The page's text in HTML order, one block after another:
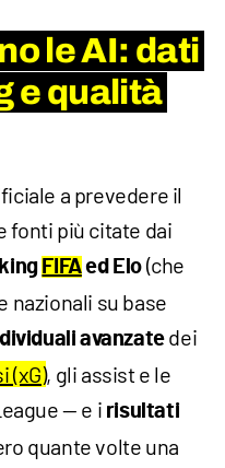
le AI: dati
e qualità
a prevedere il
fonti più citate dai
FIFAed Elo (che
nazionali su base
avanzatedei
(xG), gli assist e le
— e i risultati
quante volte una